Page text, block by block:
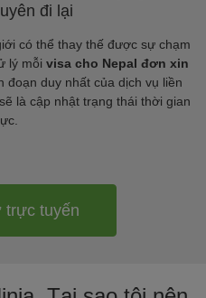
đi lại
có thể thay thế được sự chạm
lý mỗi visa cho Nepal đơn xin
đoạn duy nhất của dịch vụ liền
là cập nhật trạng thái thời gian
trực tuyến